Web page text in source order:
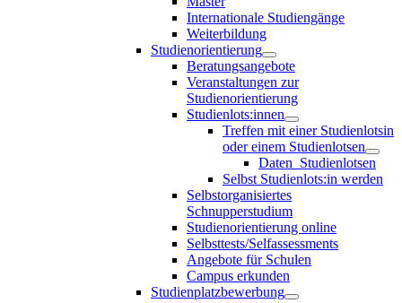
Internationale Studiengänge
Weiterbildung
Studienorientierung
Beratungsangebote
Veranstaltungen zur
Studienorientierung
Studienlots:innen
Treffen mit einer Studienlotsin
oder einem Studienlotsen
Daten_Studienlotsen
Selbst Studienlots:in werden
Selbstorganisiertes
Schnupperstudium
Studienorientierung online
Selbsttests/Selfassessments
Angebote für Schulen
Campus erkunden
Studienplatzbewerbung